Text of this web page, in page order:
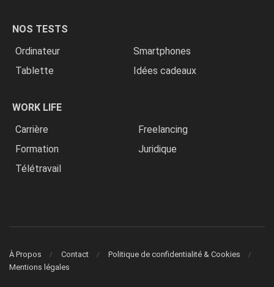
NOS TESTS
Ordinateur
Smartphones
Tablette
Idées cadeaux
WORK LIFE
Carrière
Freelancing
Formation
Juridique
Télétravail
À Propos Contact
Politique de confidentialité & Cookies
Mentions légales